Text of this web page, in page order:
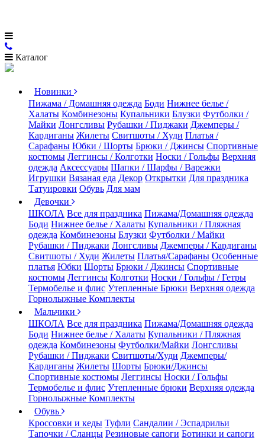
Каталог
Новинки
Пижама / Домашняя одежда Боди Нижнее белье /
Халаты Комбинезоны Купальники Блузки Футболки /
Майки Лонгсливы Рубашки / Пиджаки Джемперы /
Кардиганы Жилеты Свитшоты / Худи Платья /
Сарафаны Юбки / Шорты Брюки / Джинсы Спортивные
костюмы Леггинсы / Колготки Носки / Гольфы Верхняя
одежда Аксессуары Шапки / Шарфы / Варежки
Игрушки Вязаная еда Декор Открытки Для праздника
Татуировки Обувь Для мам
Девочки
ШКОЛА Все для праздника Пижама/Домашняя одежда
Боди Нижнее белье / Халаты Купальники / Пляжная
одежда Комбинезоны Блузки Футболки / Майки
Рубашки / Пиджаки Лонгсливы Джемперы / Кардиганы
Свитшоты / Худи Жилеты Платья/Сарафаны Особенные
платья Юбки Шорты Брюки / Джинсы Спортивные
костюмы Леггинсы Колготки Носки / Гольфы / Гетры
Термобелье и флис Утепленные Брюки Верхняя одежда
Горнолыжные Комплекты
Мальчики
ШКОЛА Все для праздника Пижама/Домашняя одежда
Боди Нижнее белье / Халаты Купальники / Пляжная
одежда Комбинезоны Футболки/Майки Лонгсливы
Рубашки / Пиджаки Свитшоты/Худи Джемперы/
Кардиганы Жилеты Шорты Брюки/Джинсы
Спортивные костюмы Леггинсы Носки / Гольфы
Термобелье и флис Утепленные брюки Верхняя одежда
Горнолыжные Комплекты
Обувь
Кроссовки и кеды Туфли Сандалии / Эспадрильи
Тапочки / Сланцы Резиновые сапоги Ботинки и сапоги